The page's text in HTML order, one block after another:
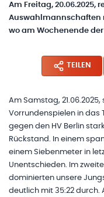
Am Freitag, 20.06.2025,
Auswahlmannschaften
wo am Wochenende
TEILEN
Am Samstag,
Vorrundenspielen in das
gegen den HV Berlin
Rückstand. In einem
einem Siebenmeter in
Unentschieden. Im
dominierten unsere
deutlich mit 35:22 durch.